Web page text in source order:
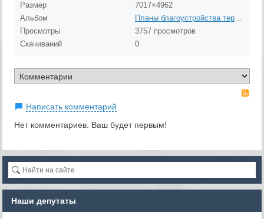
Размер
7017×4962
Альбом
Планы благоустройства территорий
Просмотры
3757 просмотров
Скачиваний
0
Написать комментарий
Нет комментариев. Ваш будет первым!
Наши депутаты